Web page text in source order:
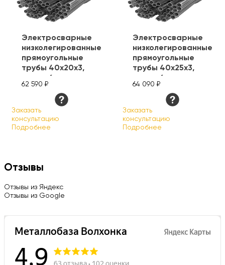
Электросварные
низколегированные
прямоугольные
трубы 40х20х3,
длина 6 м, марка
09Г2С
62 590 ₽
Заказать
консультацию
Подробнее
Электросварные
низколегированные
прямоугольные
трубы 40х25х3,
длина 6 м, марка
09Г2С
64 090 ₽
Заказать
консультацию
Подробнее
Отзывы
Отзывы из Яндекс
Отзывы из Google